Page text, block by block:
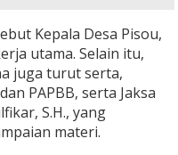
Kepala Desa Pisou,
utama. Selain itu,
juga turut serta,
PAPBB, serta Jaksa
S.H., yang
materi.